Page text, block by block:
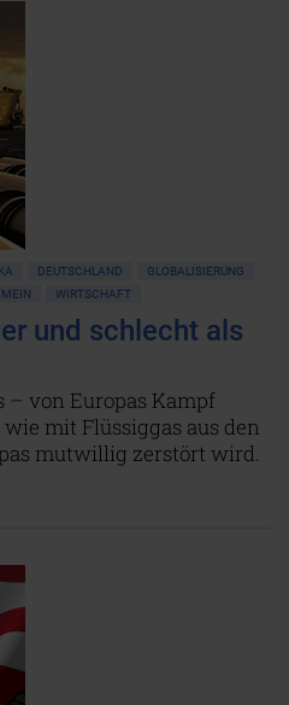
DEUTSCHLAND
GLOBALISIERUNG
WIRTSCHAFT
und schlecht als
– von Europas Kampf
mit Flüssiggas aus den
mutwillig zerstört wird.